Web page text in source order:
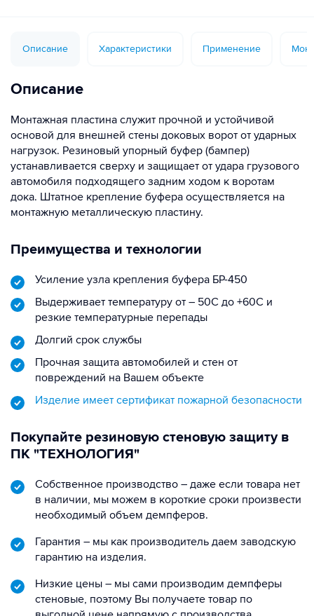
Описание Характеристики Применение
Описание
Монтажная пластина служит прочной и устойчивой
основой для внешней стены доковых ворот от ударных
нагрузок. Резиновый упорный буфер (бампер)
устанавливается сверху и защищает от удара грузового
автомобиля подходящего задним ходом к воротам
дока. Штатное крепление буфера осуществляется на
монтажную металлическую пластину.
Преимущества и технологии
Усиление узла крепления буфера БР-450
Выдерживает температуру от – 50С до +60С и
резкие температурные перепады
Долгий срок службы
Прочная защита автомобилей и стен от
повреждений на Вашем объекте
Изделие имеет сертификат пожарной безопасности
Покупайте резиновую стеновую защиту в
ПК "ТЕХНОЛОГИЯ"
Собственное производство – даже если товара нет
в наличии, мы можем в короткие сроки произвести
необходимый объем демпферов.
Гарантия – мы как производитель даем заводскую
гарантию на изделия.
Низкие цены – мы сами производим демпферы
стеновые, поэтому Вы получаете товар по